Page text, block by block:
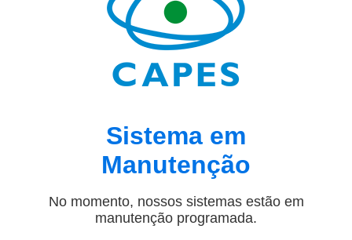
Sistema em
Manutenção
No momento, nossos sistemas estão em
manutenção programada.